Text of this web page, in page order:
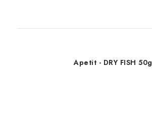
Apetit - DRY FISH 50g